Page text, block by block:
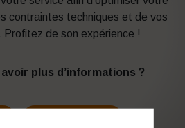
contraintes techniques et de vos
Profitez de son expérience !
plus d’informations ?